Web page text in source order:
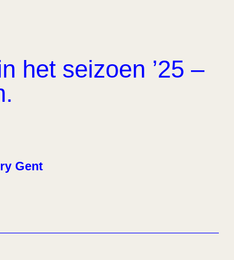
het seizoen ’25 –
Gent